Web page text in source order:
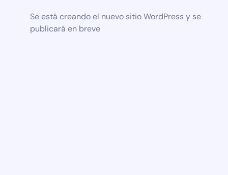
Se está creando el nuevo sitio WordPress y se
publicará en breve